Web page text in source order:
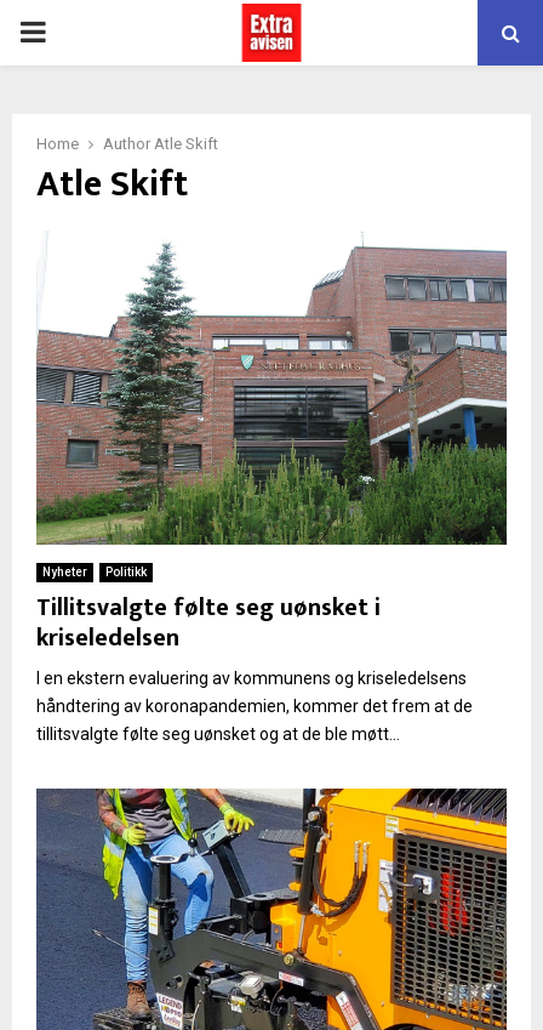
PRIMARY
Home Author Atle Skift
Atle Skift
Nyheter Politikk
Tillitsvalgte følte seg uønsket i
kriseledelsen
I en ekstern evaluering av kommunens og kriseledelsens
håndtering av koronapandemien, kommer det frem at de
tillitsvalgte følte seg uønsket og at de ble møtt...